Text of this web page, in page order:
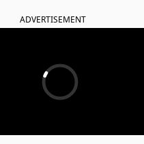
ADVERTISEMENT